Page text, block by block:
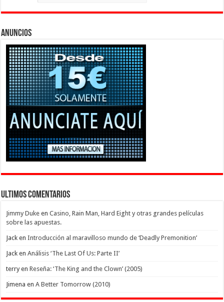
Anuncios
Ultimos Comentarios
Jimmy Duke enCasino, Rain Man, Hard Eight y otras grandes películas
sobre las apuestas.
Jack enIntroducción al maravilloso mundo de ‘Deadly Premonition’
Jack enAnálisis ‘The Last Of Us: Parte II’
terryenReseña: ‘The King and the Clown’ (2005)
Jimena enA Better Tomorrow (2010)